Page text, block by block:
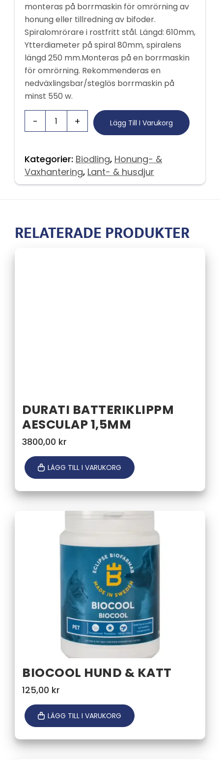
monteras på borrmaskin för omrörning av
honung eller tillredning av bifoder.
Spiralomrörare i rostfritt stål. Längd: 610mm,
Ytterdiameter på spiral 80mm, spiralens
längd 250 mm.Monteras på en borrmaskin
för omrörning. Rekommenderas en
nedväxlingsbar/steglös borrmaskin på
minst 550 w.
Lägg Till I Varukorg
Kategorier: Biodling, Honung- &
Vaxhantering, Lant- & husdjur
RELATERADE PRODUKTER
DURATI BATTERIKLIPPM
AESCULAP 1,5MM
3800,00 kr
LÄGG TILL I VARUKORG
BIOCOOL HUND & KATT
125,00 kr
LÄGG TILL I VARUKORG